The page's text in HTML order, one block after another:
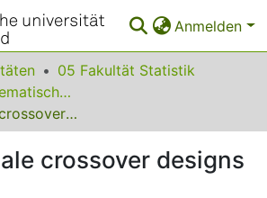
Anmelden
05 Fakultät Statistik
Lehrstuhl Mathematische Statistik und naturwissenschaftliche Anwendungen
MSE-optimale crossover designs
crossover designs